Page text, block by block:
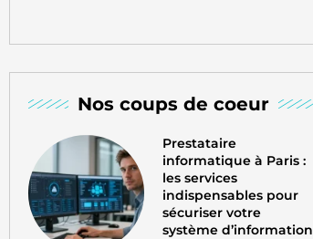
Nos coups de coeur
Prestataire
informatique à Paris :
les services
indispensables pour
sécuriser votre
système d’information